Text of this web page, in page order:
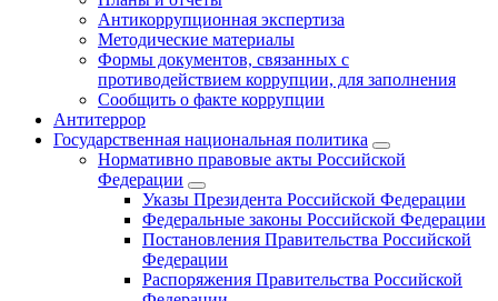
Антикоррупционная экспертиза
Методические материалы
Формы документов, связанных с
противодействием коррупции, для заполнения
Сообщить о факте коррупции
Антитеррор
Государственная национальная политика
Нормативно правовые акты Российской
Федерации
Указы Президента Российской Федерации
Федеральные законы Российской Федерации
Постановления Правительства Российской
Федерации
Распоряжения Правительства Российской